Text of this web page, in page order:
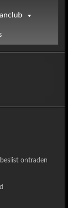
ontraden